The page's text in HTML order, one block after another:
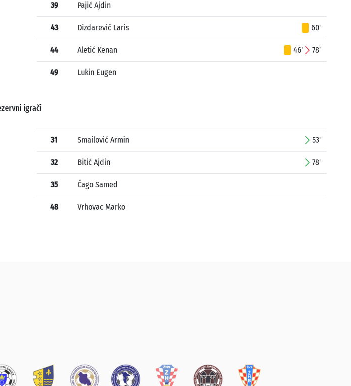
39 Pajić Ajdin
43 Dizdarević Laris 60'
44 Aletić Kenan 46' 78'
49 Lukin Eugen
igrači
31 Smailović Armin 53'
32 Bitić Ajdin 78'
35 Čago Samed
48 Vrhovac Marko